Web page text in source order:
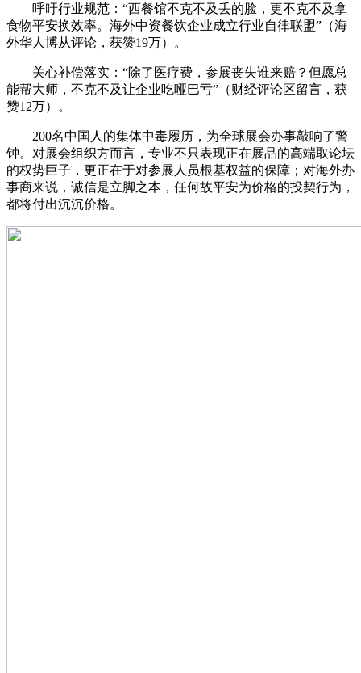
呼吁行业规范：“西餐馆不克不及丢的脸，更不克不及拿
食物平安换效率。海外中资餐饮企业成立行业自律联盟”（海
外华人博从评论，获赞19万）。
关心补偿落实：“除了医疗费，参展丧失谁来赔？但愿总
能帮大师，不克不及让企业吃哑巴亏”（财经评论区留言，获
赞12万）。
200名中国人的集体中毒履历，为全球展会办事敲响了警
钟。对展会组织方而言，专业不只表现正在展品的高端取论坛
的权势巨子，更正在于对参展人员根基权益的保障；对海外办
事商来说，诚信是立脚之本，任何故平安为价格的投契行为，
都将付出沉沉价格。